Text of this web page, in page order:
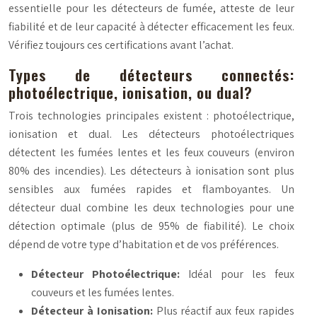
essentielle pour les détecteurs de fumée, atteste de leur
fiabilité et de leur capacité à détecter efficacement les feux.
Vérifiez toujours ces certifications avant l’achat.
Types de détecteurs connectés:
photoélectrique, ionisation, ou dual?
Trois technologies principales existent : photoélectrique,
ionisation et dual. Les détecteurs photoélectriques
détectent les fumées lentes et les feux couveurs (environ
80% des incendies). Les détecteurs à ionisation sont plus
sensibles aux fumées rapides et flamboyantes. Un
détecteur dual combine les deux technologies pour une
détection optimale (plus de 95% de fiabilité). Le choix
dépend de votre type d’habitation et de vos préférences.
Détecteur Photoélectrique: Idéal pour les feux
couveurs et les fumées lentes.
Détecteur à Ionisation: Plus réactif aux feux rapides